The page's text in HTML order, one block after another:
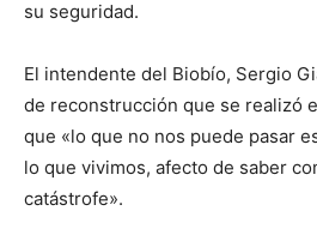
su seguridad.
El intendente del Biobío, Sergio
de reconstrucción que se realizó
que «lo que no nos puede pasar
lo que vivimos, afecto de saber
catástrofe».